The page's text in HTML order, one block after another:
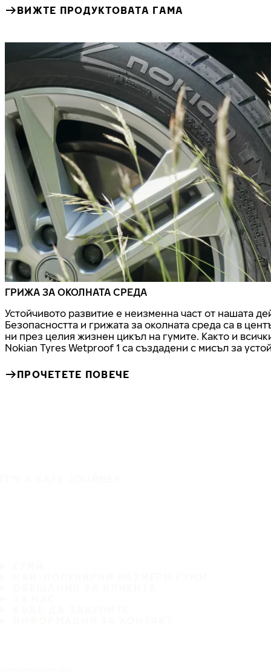
ВИЖТЕ ПРОДУКТОВАТА ГАМА
ГРИЖА ЗА ОКОЛНАТА СРЕДА
Устойчивото развитие е неизменна част от нашата
Безопасността и грижата за околната среда са в
ни през целия жизнен цикъл на гумите. Както и
Nokian Tyres Wetproof 1 са създадени с мисъл за
ПРОЧЕТЕТЕ ПОВЕЧЕ